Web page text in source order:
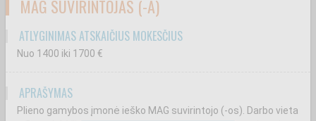
MAG SUVIRINTOJAS (-A)
ATLYGINIMAS ATSKAIČIUS MOKESČIUS
Nuo 1400 iki 1700 €
APRAŠYMAS
Plieno gamybos įmonė ieško MAG suvirintojo (-os). Darbo vieta